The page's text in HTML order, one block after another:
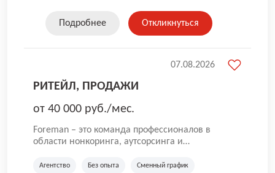
Если вы не нашли подходящую вакансию, то
все равно можете прислать свое резюме и
Подробнее Откликнуться
РИТЕЙЛ, ПРОДАЖИ
от 40 000 руб./мес.
Foreman – это команда профессионалов в
области нонкоринга, аутсорсинга и
Компаниям и их Руководителям
Агентство Без опыта Сменный график
07.08.2026